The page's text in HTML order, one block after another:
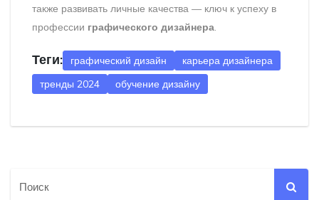
также развивать личные качества — ключ к успеху в
профессии графического дизайнера.
Теги: графический дизайн
карьера дизайнера
тренды 2024
обучение дизайну